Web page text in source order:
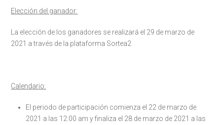
Elección del ganador:
La elección de los ganadores se realizará el 29 de marzo de
2021 a través de la plataforma Sortea2.
Calendario:
El periodo de participación comienza el 22 de marzo de
2021 a las 12:00 am y finaliza el 28 de marzo de 2021 a las